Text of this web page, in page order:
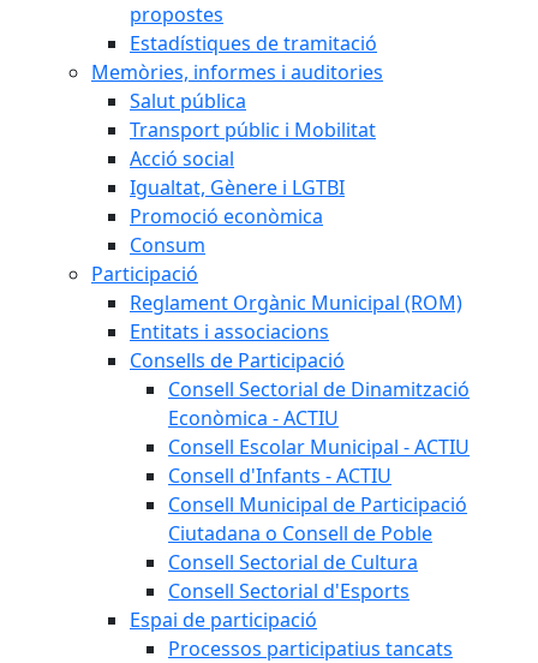
propostes
Estadístiques de tramitació
Memòries, informes i auditories
Salut pública
Transport públic i Mobilitat
Acció social
Igualtat, Gènere i LGTBI
Promoció econòmica
Consum
Participació
Reglament Orgànic Municipal (ROM)
Entitats i associacions
Consells de Participació
Consell Sectorial de Dinamització
Econòmica - ACTIU
Consell Escolar Municipal - ACTIU
Consell d'Infants - ACTIU
Consell Municipal de Participació
Ciutadana o Consell de Poble
Consell Sectorial de Cultura
Consell Sectorial d'Esports
Espai de participació
Processos participatius tancats